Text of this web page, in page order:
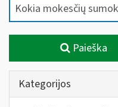
Paieška
Kategorijos